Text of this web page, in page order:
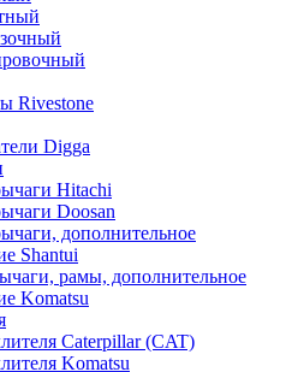
Rivestone
Digga
Hitachi
Doosan
дополнительное
Shantui
рамы, дополнительное
Komatsu
Caterpillar (CAT)
Komatsu